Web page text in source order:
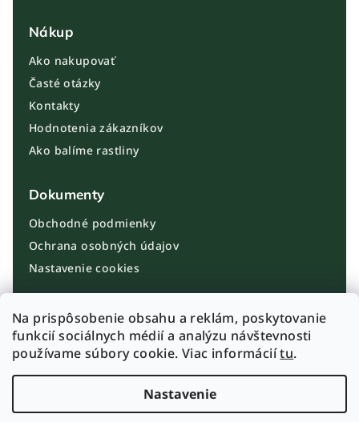
Na prispôsobenie obsahu a reklám, poskytovanie
funkcií sociálnych médií a analýzu návštevnosti
používame súbory cookie. Viac informáciítu.
Nastavenie
Nákup
Ako nakupovať
Časté otázky
Kontakty
Hodnotenia zákazníkov
Ako balíme rastliny
Dokumenty
Obchodné podmienky
Ochrana osobných údajov
Nastavenie cookies
Kontakt
info@plantbros.sk
+421 910 100 099
Instagram PlantBros